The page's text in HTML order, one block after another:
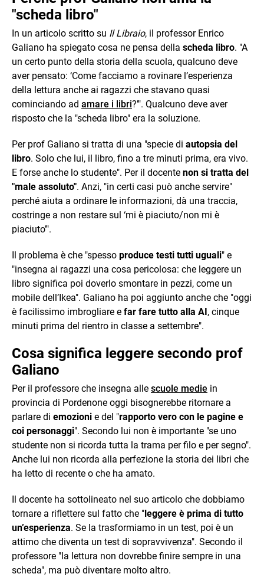
"scheda libro"
In un articolo scritto su Il Libraio, il professor Enrico
Galiano ha spiegato cosa ne pensa della scheda libro. "A
un certo punto della storia della scuola, qualcuno deve
aver pensato: ‘Come facciamo a rovinare l’esperienza
della lettura anche ai ragazzi che stavano quasi
cominciando ad amare i libri?’". Qualcuno deve aver
risposto che la "scheda libro" era la soluzione.
Per prof Galiano si tratta di una "specie di autopsia del
libro. Solo che lui, il libro, fino a tre minuti prima, era vivo.
E forse anche lo studente". Per il docente non si tratta del
"male assoluto". Anzi, "in certi casi può anche servire"
perché aiuta a ordinare le informazioni, dà una traccia,
costringe a non restare sul ‘mi è piaciuto/non mi è
piaciuto’".
Il problema è che "spesso produce testi tutti uguali" e
"insegna ai ragazzi una cosa pericolosa: che leggere un
libro significa poi doverlo smontare in pezzi, come un
mobile dell’Ikea". Galiano ha poi aggiunto anche che "oggi
è facilissimo imbrogliare e far fare tutto alla AI, cinque
minuti prima del rientro in classe a settembre".
Cosa significa leggere secondo prof
Galiano
Per il professore che insegna alle scuole medie in
provincia di Pordenone oggi bisognerebbe ritornare a
parlare di emozioni e del "rapporto vero con le pagine e
coi personaggi". Secondo lui non è importante "se uno
studente non si ricorda tutta la trama per filo e per segno".
Anche lui non ricorda alla perfezione la storia dei libri che
ha letto di recente o che ha amato.
Il docente ha sottolineato nel suo articolo che dobbiamo
tornare a riflettere sul fatto che "leggere è prima di tutto
un’esperienza. Se la trasformiamo in un test, poi è un
attimo che diventa un test di sopravvivenza". Secondo il
professore "la lettura non dovrebbe finire sempre in una
scheda", ma può diventare molto altro.